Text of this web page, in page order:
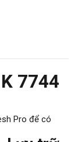
7744
Pro để có